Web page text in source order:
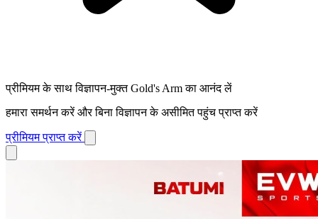
प्रीमियम के साथ विज्ञापन-मुक्त Gold's Arm का आनंद लें
हमारा समर्थन करें और बिना विज्ञापन के असीमित पहुंच प्राप्त करें
प्रीमियम प्राप्त करें